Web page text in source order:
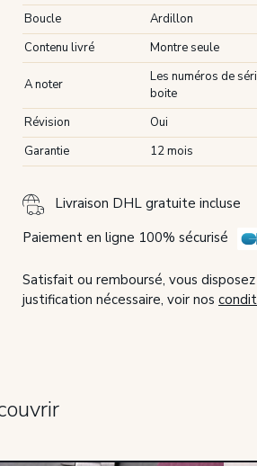
Boucle
Ardillon
Contenu livré
Montre seule
A noter
Les numéros de
boite
Révision
Oui
Garantie
12 mois
Livraison DHL gratuite incluse
Paiement en ligne 100% sécurisé
Satisfait ou remboursé, vous
justification nécessaire, voir nos